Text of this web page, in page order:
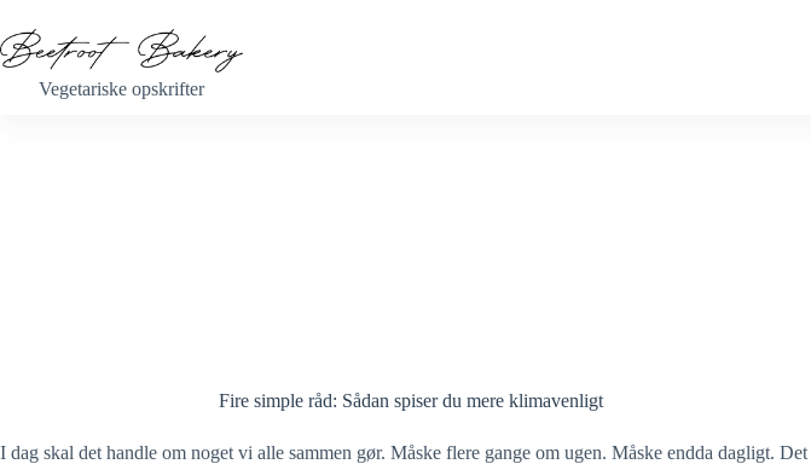
til
indhold
Vegetariske opskrifter
Fire simple råd: Sådan spiser du mere klimavenligt
I dag skal det handle om noget vi alle sammen gør. Måske flere gange om ugen. Måske endda dagligt.